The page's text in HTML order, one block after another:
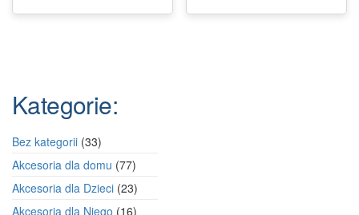
Kategorie:
Bez kategorii 3333
produkty
Akcesoria dla domu 7777
produktów
Akcesoria dla Dzieci 2323
produkty
Akcesoria dla Niego 1616